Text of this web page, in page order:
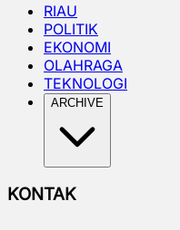
RIAU
POLITIK
EKONOMI
OLAHRAGA
TEKNOLOGI
ARCHIVE
KONTAK